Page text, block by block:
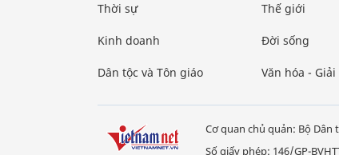
Thời sự
Kinh doanh
Dân tộc và Tôn giáo
Thế giới
Đời sống
Văn hóa -
Cơ quan chủ quản: Bộ Dân
Số giấy phép: 146/GP-